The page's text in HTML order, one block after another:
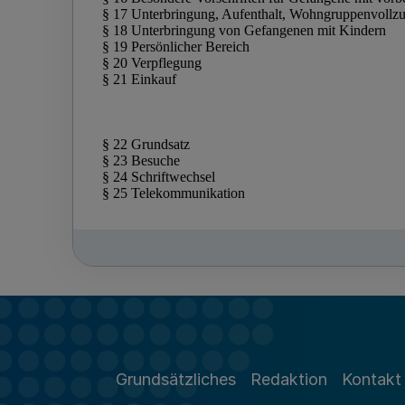
Grundsätzliches Redaktion Kontakt